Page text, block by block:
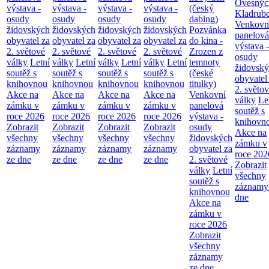
výstava -
osudy
židovských
obyvatel za
2. světové
války Letní
soutěž s
knihovnou
Akce na
zámku v
roce 2026
Zobrazit
všechny
záznamy
ze dne
výstava -
osudy
židovských
obyvatel za
2. světové
války Letní
soutěž s
knihovnou
Akce na
zámku v
roce 2026
Zobrazit
všechny
záznamy
ze dne
výstava -
osudy
židovských
obyvatel za
2. světové
války Letní
soutěž s
knihovnou
Akce na
zámku v
roce 2026
Zobrazit
všechny
záznamy
ze dne
výstava -
osudy
židovských
obyvatel za
2. světové
války Letní
soutěž s
knihovnou
Akce na
zámku v
roce 2026
Zobrazit
všechny
záznamy
ze dne
(český
dabing)
Pozvánka
do kina -
Zrozen z
temnoty
(české
titulky)
Venkovní
panelová
výstava -
osudy
židovských
obyvatel za
2. světové
války Letní
soutěž s
knihovnou
Akce na
zámku v
roce 2026
Zobrazit
všechny
záznamy
panelová
výstava -
osudy
obyvatel
2.
války
soutěž s
Akce na
zámku v
roce
Zobrazit
všechny
dne